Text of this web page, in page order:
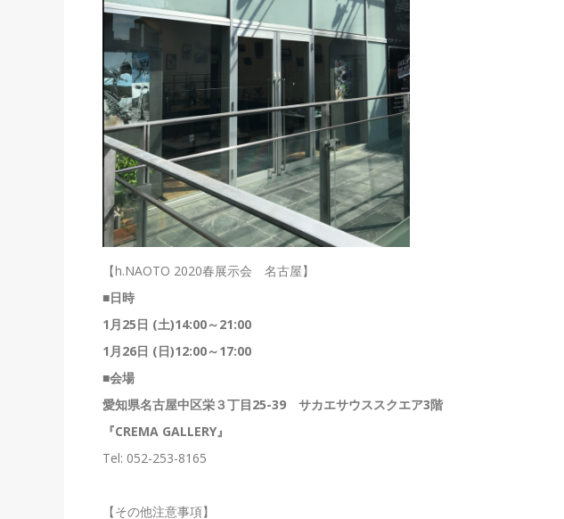
【h.NAOTO 2020春展示会 名古屋】
■日時
1 月25日 (土)14:00～21:00
1 月26日 (日)12:00～17:00
■会場
愛知県名古屋中区栄３丁目25-39サカエサウススクエア3階
『CREMA GALLERY』
Tel: 052-253-8165
【その他注意事項】